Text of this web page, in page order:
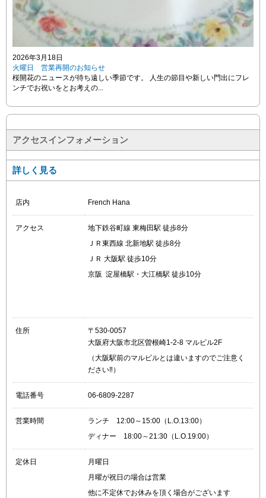
2026年3月18日
火曜日 営業再開のお知らせ
桜開花のニュースが待ち遠しい季節です。 人生の節目や新しい門出にフレ
ンチでお祝いをとお考えの...
アクセスインフォメーション
詳しく見る
店内 French Hana
アクセス
地下鉄谷町線 東梅田駅 徒歩8分
ＪＲ東西線 北新地駅 徒歩8分
ＪＲ 大阪駅 徒歩10分
京阪 淀屋橋駅・大江橋駅 徒歩10分
住所
〒530-0057
大阪府大阪市北区曽根崎1-2-8 マルビル2F
（大阪駅前のマルビルとは違いますのでご注意く
ださい‼）
電話番号 06-6809-2287
営業時間
ランチ 12:00～15:00（L.O.13:00）
ディナー 18:00～21:30（L.O.19:00）
定休日
月曜日
月曜が祝日の場合は営業
他に不定休でお休みを頂く場合がございます